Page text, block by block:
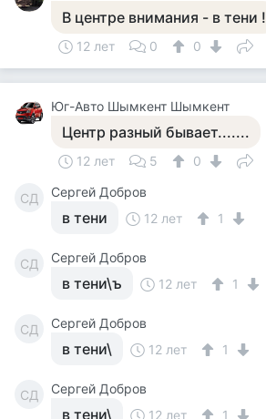
В центре внимания - в тени !
12 лет 0 0
Юг-Авто Шымкент Шымкент
Центр разный бывает.......
12 лет 5 0
СД Сергей Добров
в тени 12 лет 1
СД Сергей Добров
в тени\ъ 12 лет 1
СД Сергей Добров
в тени\ 12 лет 1
СД Сергей Добров
в тени\ 12 лет 1